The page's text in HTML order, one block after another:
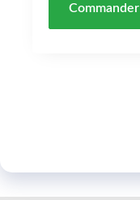
Commander